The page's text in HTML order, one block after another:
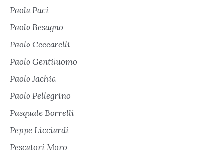
Paola Paci
Paolo Besagno
Paolo Ceccarelli
Paolo Gentiluomo
Paolo Jachia
Paolo Pellegrino
Pasquale Borrelli
Peppe Licciardi
Pescatori Moro